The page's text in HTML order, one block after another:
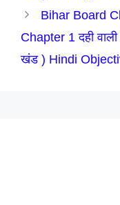
Bihar Board
Chapter 1 दही वाली
खंड ) Hindi